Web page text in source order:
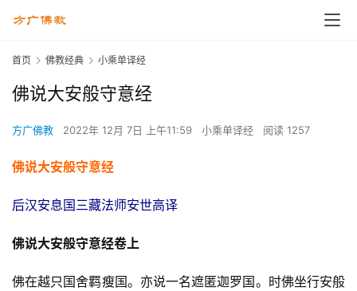
首页 佛教经典 小乘单译经
佛说大安般守意经
方广佛教 2022年 12月 7日 上午11:59 小乘单译经 阅读 1257
佛说大安般守意经
后汉安息国三藏法师安世高译
佛说大安般守意经卷上
佛在越只国舍羁瘦国。亦说一名遮匿迦罗国。时佛坐行安般